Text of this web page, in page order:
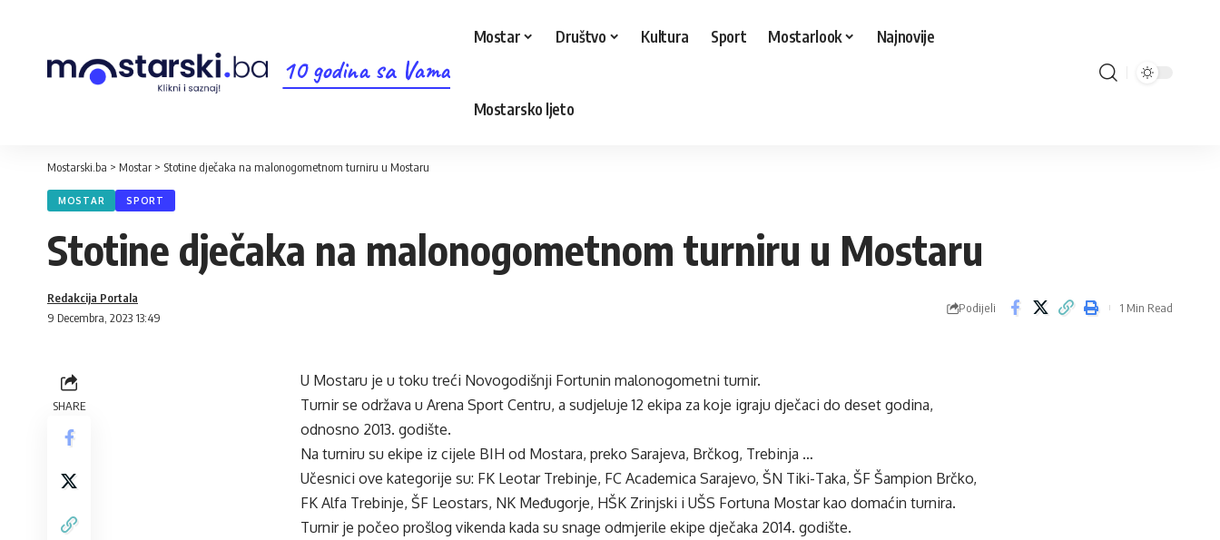
10 godina sa Vama
Mostar Društvo Kultura Sport Mostarlook Najnovije
Mostarsko ljeto
Mostarski.ba > Mostar > Stotine dječaka na malonogometnom turniru u Mostaru
MOSTAR SPORT
Stotine dječaka na malonogometnom turniru u Mostaru
9 Decembra, 2023 13:49
Redakcija Portala
Podijeli 1 Min Read
SHARE
U Mostaru je u toku treći Novogodišnji Fortunin malonogometni turnir.
Turnir se održava u Arena Sport Centru, a sudjeluje 12 ekipa za koje igraju dječaci do deset godina,
odnosno 2013. godište.
Na turniru su ekipe iz cijele BIH od Mostara, preko Sarajeva, Brčkog, Trebinja …
Učesnici ove kategorije su: FK Leotar Trebinje, FC Academica Sarajevo, ŠN Tiki-Taka, ŠF Šampion Brčko,
FK Alfa Trebinje, ŠF Leostars, NK Međugorje, HŠK Zrinjski i UŠS Fortuna Mostar kao domaćin turnira.
Turnir je počeo prošlog vikenda kada su snage odmjerile ekipe dječaka 2014. godište.